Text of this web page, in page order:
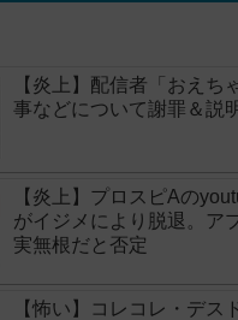
【炎上】配信者「おえ
事などについて謝罪＆説
【炎上】プロスピAの
がイジメにより脱退。ア
実無根だと否定
【怖い】コレコレ・デ